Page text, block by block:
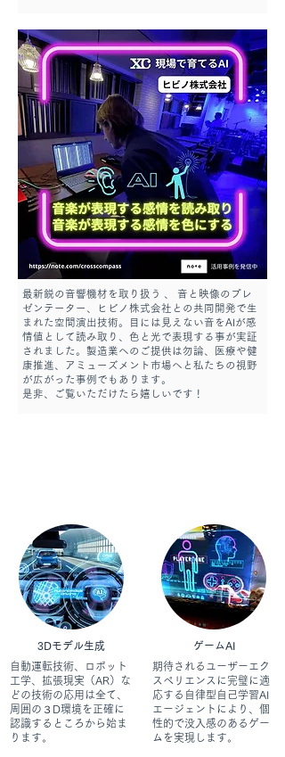
最新鋭の音響機材を取り扱う 、 音と映像のプレ
ゼンテーター、ヒビノ株式会社との共同開発で生
まれた空間演出技術。目には見えない音をAIが感
情値として読み取り、色と光で表現する事が実証
されました。製造業へのご提供は勿論、医療や健
康推進、アミューズメント市場へと私たちの視野
が広がった事例でもあります。
是非、ご覧いただけたら嬉しいです！
3Dモデル生成
自動運転技術、ロボット
工学、拡張現実（AR）な
どの技術の応用は全て、
周囲の３D環境を正確に
認識するところから始ま
ります。
​ゲームAI
期待されるユーザーエク
スペリエンスに完璧に適
応する自律型自己学習AI
エージェントにより、個
性的で没入感のあるゲー
ムを実現します。